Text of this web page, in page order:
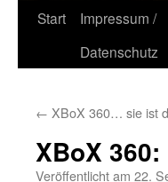
Start
Impressum /
Datenschutz
← XBoX 360… sie ist
XBoX
Veröffentlicht am 22.